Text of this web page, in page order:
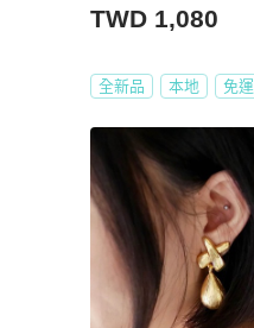
TWD 1,080
全新品 本地 免運